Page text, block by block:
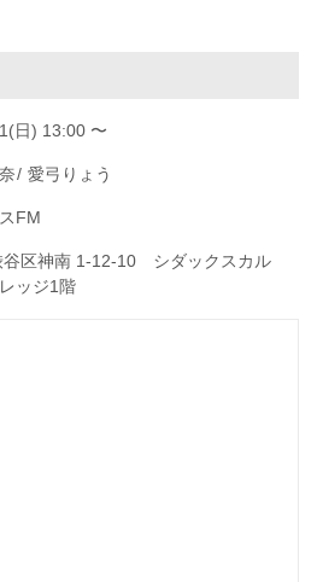
日) 13:00 〜
愛弓りょう
FM
谷区神南 1-12-10 シダックスカル
ッジ1階